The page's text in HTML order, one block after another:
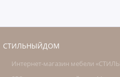
СТИЛЬНЫЙДОМ
Интернет-магазин мебели